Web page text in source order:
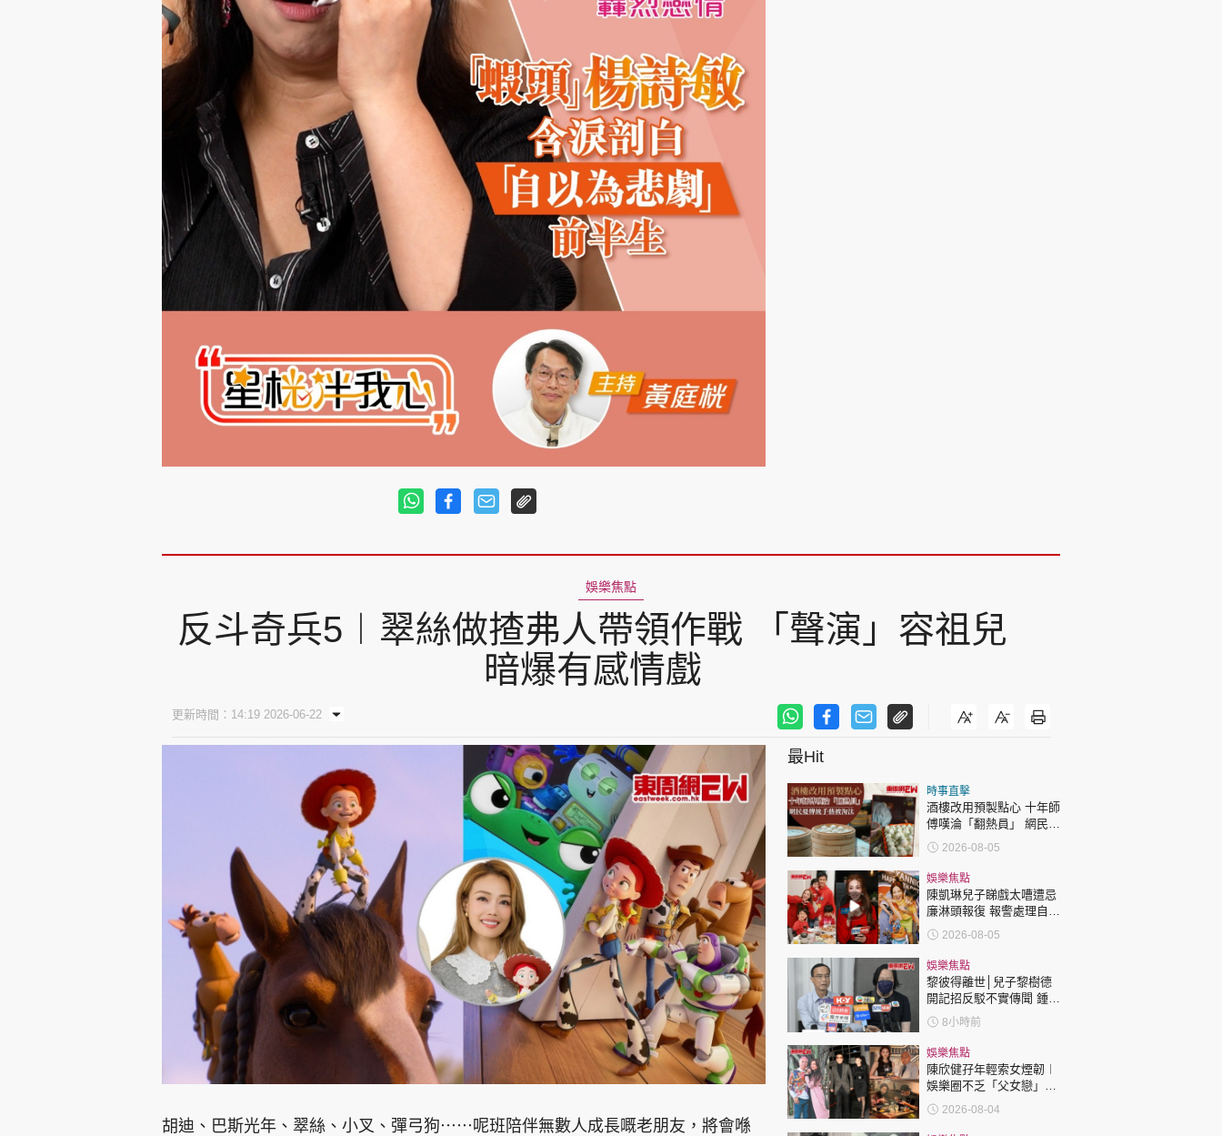
娛樂焦點
反斗奇兵5︱翠絲做揸弗人帶領作戰 「聲演」容祖兒
暗爆有感情戲
更新時間：14:19 2026-06-22
胡迪、巴斯光年、翠絲、小叉、彈弓狗⋯⋯呢班陪伴無數人成長嘅老朋友，將會喺
最Hit
時事直擊
酒樓改用預製點心 十年師
傅嘆淪「翻熱員」 網民憂
傳統手藝被淘汰
2026-08-05
娛樂焦點
陳凱琳兒子睇戲太嘈遭忌
廉淋頭報復 報警處理自責
護子不力 歐錦棠陳倩揚齊
表態「媽媽有責任」
2026-08-05
娛樂焦點
黎彼得離世│兒子黎樹德
開記招反駁不實傳聞 鍾志
光代好友澄清：冇經濟問
題
8小時前
娛樂焦點
陳欣健孖年輕索女煙韌︱
娛樂圈不乏「父女戀」
「爺孫戀」 年齡差距最大
達51歲 最受矚目有李龍
2026-08-04